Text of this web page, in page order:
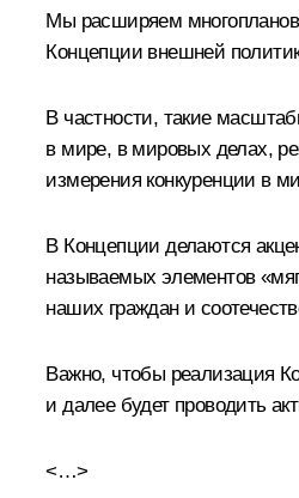
Мы расширяем
Концепции внешней
В частности, такие
в мире, в мировых делах,
измерения конкуренции в
В Концепции делаются
называемых элементов
наших граждан и
Важно, чтобы реализация
и далее будет проводить
<…>